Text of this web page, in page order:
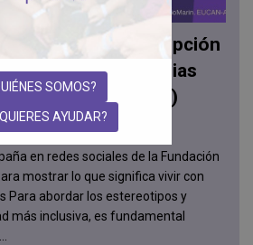
a cambiar la percepción
y otras displasias
enanismo (ADEE)
en redes sociales de la Fundación
mostrar lo que significa vivir con
Para abordar los estereotipos y
más inclusiva, es fundamental
SOMOS?
AYUDAR?